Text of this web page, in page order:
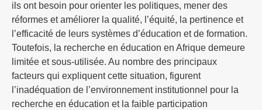
ils ont besoin pour orienter les politiques, mener des
réformes et améliorer la qualité, l’équité, la pertinence et
l’efficacité de leurs systèmes d’éducation et de formation.
Toutefois, la recherche en éducation en Afrique demeure
limitée et sous-utilisée. Au nombre des principaux
facteurs qui expliquent cette situation, figurent
l’inadéquation de l’environnement institutionnel pour la
recherche en éducation et la faible participation